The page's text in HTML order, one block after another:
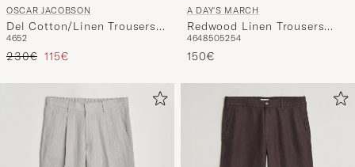
OSCAR JACOBSON
Del Cotton/Linen Trousers
Navy
4652
Regulärer Preis
230€ Reduzierter Preis
115€
A DAY'S MARCH
Redwood Linen Trousers
Navy
4648505254
150€